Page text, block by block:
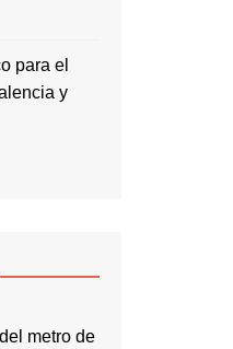
para el
y
metro de